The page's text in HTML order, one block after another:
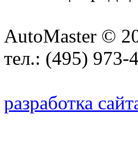
AutoMaster ©
тел.: (495) 973-
разработка